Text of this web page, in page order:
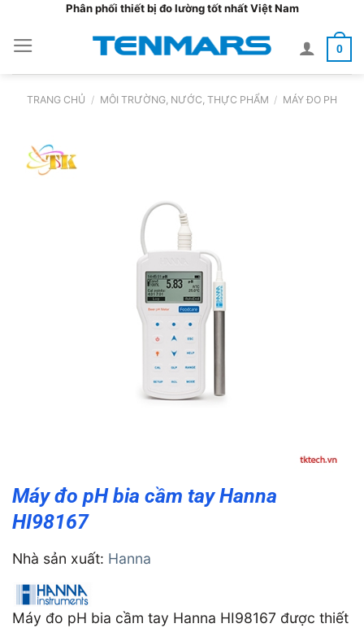
nội
dung
Phân phối thiết bị đo lường tốt nhất Việt Nam
0
TRANG CHỦ / MÔI TRƯỜNG, NƯỚC, THỰC PHẨM / MÁY ĐO PH
Máy đo pH bia cầm tay Hanna
HI98167
Nhà sản xuất: Hanna
Máy đo pH bia cầm tay Hanna HI98167 được thiết